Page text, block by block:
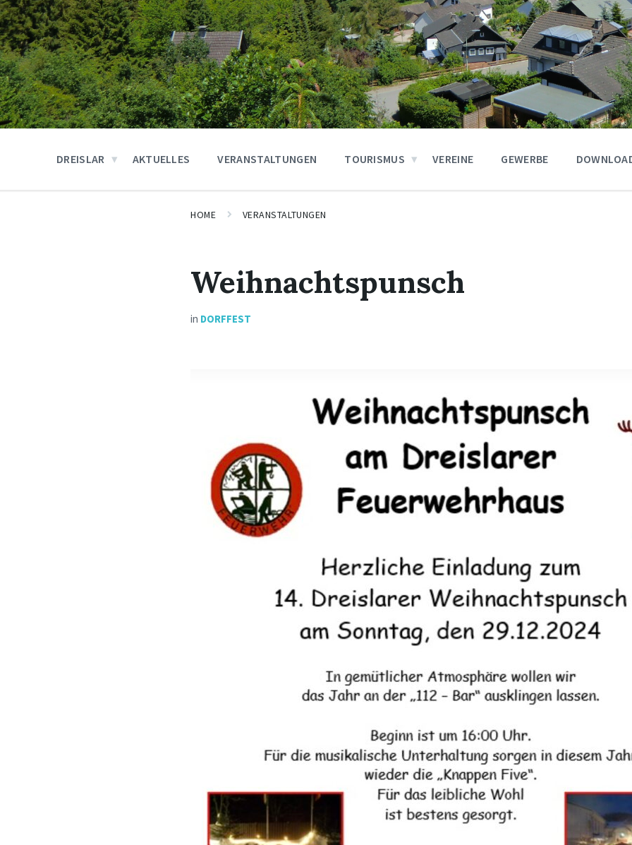
DREISLAR AKTUELLES VERANSTALTUNGEN TOURISMUS VEREINE GEWERBE
HOME VERANSTALTUNGEN
Weihnachtspunsch
in DORFFEST